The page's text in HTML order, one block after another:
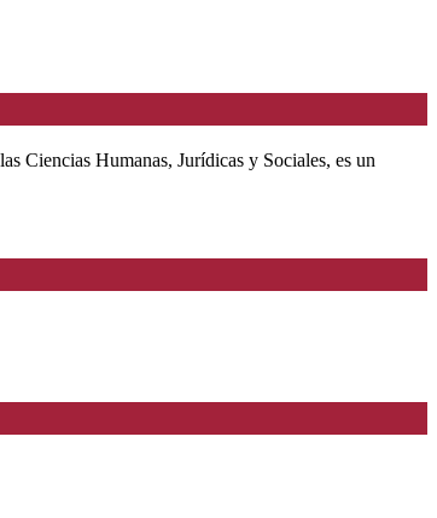
Ciencias Humanas, Jurídicas y Sociales, es un